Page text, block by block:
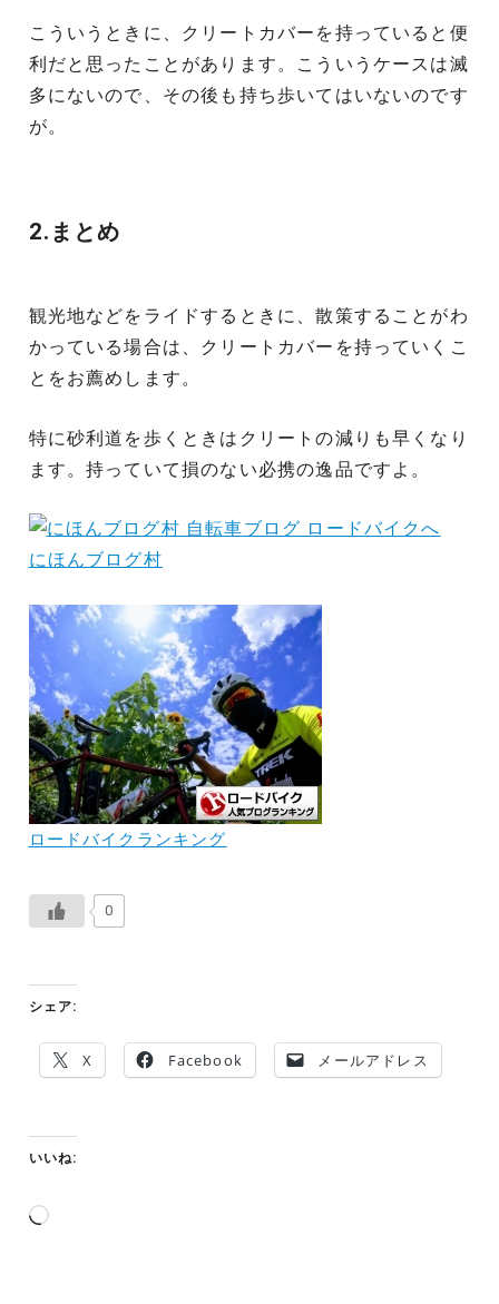
こういうときに、クリートカバーを持っていると便
利だと思ったことがあります。こういうケースは滅
多にないので、その後も持ち歩いてはいないのです
が。
2.まとめ
観光地などをライドするときに、散策することがわ
かっている場合は、クリートカバーを持っていくこ
とをお薦めします。
特に砂利道を歩くときはクリートの減りも早くなり
ます。持っていて損のない必携の逸品ですよ。
にほんブログ村
ロードバイクランキング
0
シェア:
X Facebook メールアドレス
いいね:
読